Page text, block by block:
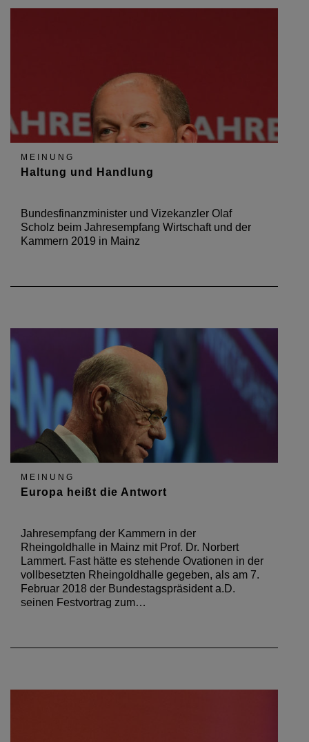
MEINUNG
Haltung und Handlung
Bundesfinanzminister und Vizekanzler Olaf
Scholz beim Jahresempfang Wirtschaft und der
Kammern 2019 in Mainz
MEINUNG
Europa heißt die Antwort
Jahresempfang der Kammern in der
Rheingoldhalle in Mainz mit Prof. Dr. Norbert
Lammert. Fast hätte es stehende Ovationen in der
vollbesetzten Rheingoldhalle gegeben, als am 7.
Februar 2018 der Bundestagspräsident a.D.
seinen Festvortrag zum…